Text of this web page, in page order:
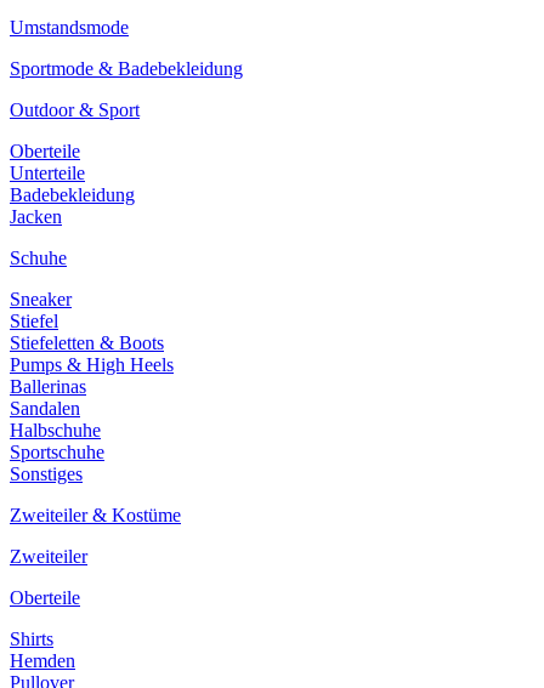
Umstandsmode
Sportmode & Badebekleidung
Outdoor & Sport
Oberteile
Unterteile
Badebekleidung
Jacken
Schuhe
Sneaker
Stiefel
Stiefeletten & Boots
Pumps & High Heels
Ballerinas
Sandalen
Halbschuhe
Sportschuhe
Sonstiges
Zweiteiler & Kostüme
Zweiteiler
Oberteile
Shirts
Hemden
Pullover